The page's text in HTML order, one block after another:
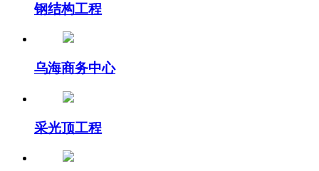
钢结构工程
乌海商务中心
采光顶工程